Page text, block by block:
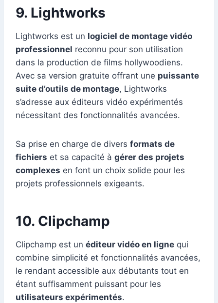
9. Lightworks
Lightworks est un logiciel de montage vidéo
professionnel reconnu pour son utilisation
dans la production de films hollywoodiens.
Avec sa version gratuite offrant une puissante
suite d’outils de montage, Lightworks
s’adresse aux éditeurs vidéo expérimentés
nécessitant des fonctionnalités avancées.
Sa prise en charge de divers formats de
fichiers et sa capacité à gérer des projets
complexes en font un choix solide pour les
projets professionnels exigeants.
10. Clipchamp
Clipchamp est un éditeur vidéo en ligne qui
combine simplicité et fonctionnalités avancées,
le rendant accessible aux débutants tout en
étant suffisamment puissant pour les
utilisateurs expérimentés.